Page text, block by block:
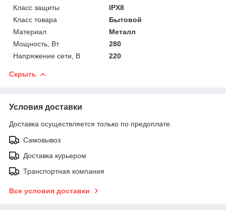
Класс защиты
IPX8
Класс товара
Бытовой
Материал
Металл
Мощность, Вт
280
Напряжение сети, В
220
Скрыть
Условия доставки
Доставка осуществляется только по предоплате.
Самовывоз
Доставка курьером
Транспортная компания
Все условия доставки